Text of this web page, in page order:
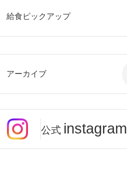
給食ピックアップ
アーカイブ
公式 instagram